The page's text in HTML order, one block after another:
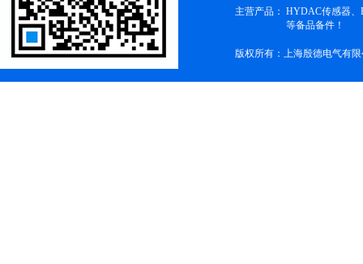
主营产品： HYDAC传感器、
等备品备件！
版权所有：上海殷德电气有